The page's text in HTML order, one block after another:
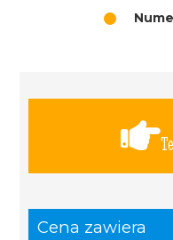
Cena zawiera